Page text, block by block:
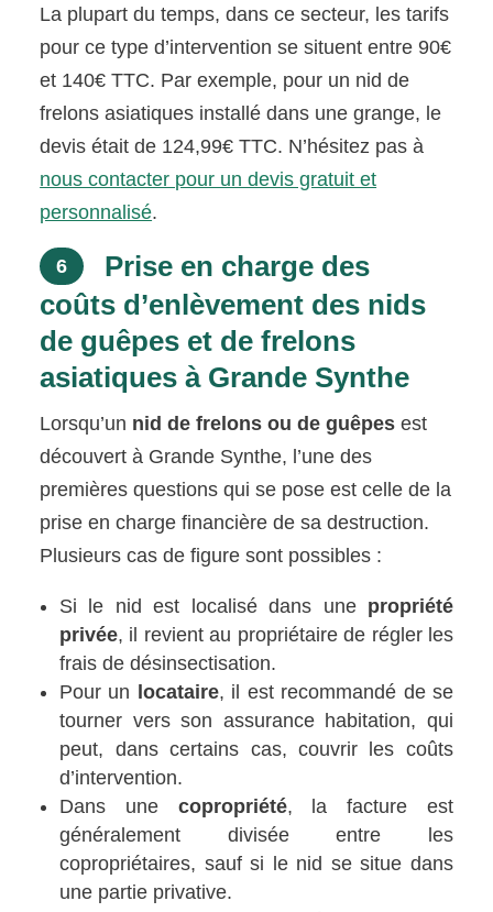
La plupart du temps, dans ce secteur, les tarifs
pour ce type d’intervention se situent entre 90€
et 140€ TTC. Par exemple, pour un nid de
frelons asiatiques installé dans une grange, le
devis était de 124,99€ TTC. N’hésitez pas à
nous contacter pour un devis gratuit et
personnalisé.
6
Prise en charge des
coûts d’enlèvement des nids
de guêpes et de frelons
asiatiques à Grande Synthe
Lorsqu’un nid de frelons ou de guêpes est
découvert à Grande Synthe, l’une des
premières questions qui se pose est celle de la
prise en charge financière de sa destruction.
Plusieurs cas de figure sont possibles :
Si le nid est localisé dans une propriété
privée, il revient au propriétaire de régler les
frais de désinsectisation.
Pour un locataire, il est recommandé de se
tourner vers son assurance habitation, qui
peut, dans certains cas, couvrir les coûts
d’intervention.
Dans une copropriété, la facture est
généralement divisée entre les
copropriétaires, sauf si le nid se situe dans
une partie privative.